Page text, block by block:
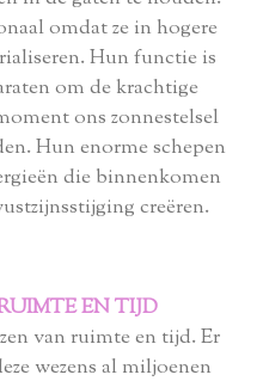
omdat ze in hogere
Hun functie is
om de krachtige
ons zonnestelsel
Hun enorme schepen
die binnenkomen
creëren.
EN TIJD
van ruimte en tijd. Er
wezens al miljoenen